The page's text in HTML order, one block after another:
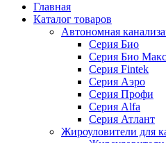
Главная
Каталог товаров
Автономная
Серия Био
Серия Био Макс
Серия Fintek
Серия Аэро
Серия Профи
Серия Alfa
Серия Атлант
Жироуловители для